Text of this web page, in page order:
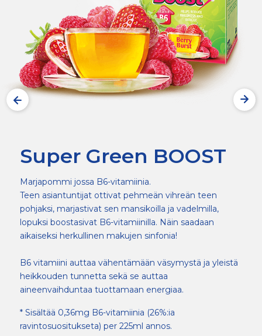
Super Green BOOST
Marjapommi jossa B6-vitamiinia.
Teen asiantuntijat ottivat pehmeän vihreän teen
pohjaksi, marjastivat sen mansikoilla ja vadelmilla,
lopuksi boostasivat B6-vitamiinilla. Näin saadaan
aikaiseksi herkullinen makujen sinfonia!
B6 vitamiini auttaa vähentämään väsymystä ja yleistä
heikkouden tunnetta sekä se auttaa
aineenvaihduntaa tuottamaan energiaa.
* Sisältää 0,36mg B6-vitamiinia (26%:ia
ravintosuositukseta) per 225ml annos.